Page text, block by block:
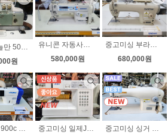
[중고]오늘만 50만원 일제 야마토 공업용오버로크DCZ-703 상태좋아요!!
원
유니콘 자동사절미싱 무소음 속도조절 노루발8가지 상태좋아요
580,000원
중고미싱 부라더 다이렉트 자동사절미싱 s7200a-403 미세급유 상태좋아요 노루발10가지 무료배송
680,000원
juki 주키 900c 자동사절미싱 정품 한글 새제품 최신형
중고미싱 일제JUKI 준공업용미싱 HZL-7900 공업용가마사용 상태최상
중고미싱 싱거 공업용미싱 191D-30C 학교에서사용 상태최상 무소음 속도조절